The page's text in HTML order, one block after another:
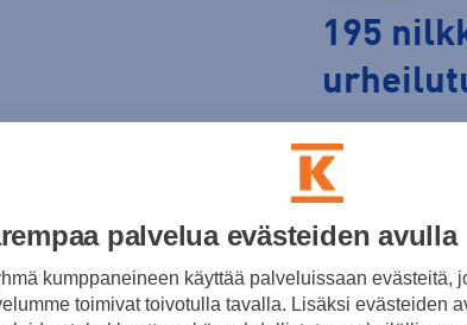
195
49,95 €
Väri
Musta
palvelua evästeiden avulla
kumppaneineen käyttää palveluissaan evästeitä,
toimivat toivotulla tavalla. Lisäksi evästeiden